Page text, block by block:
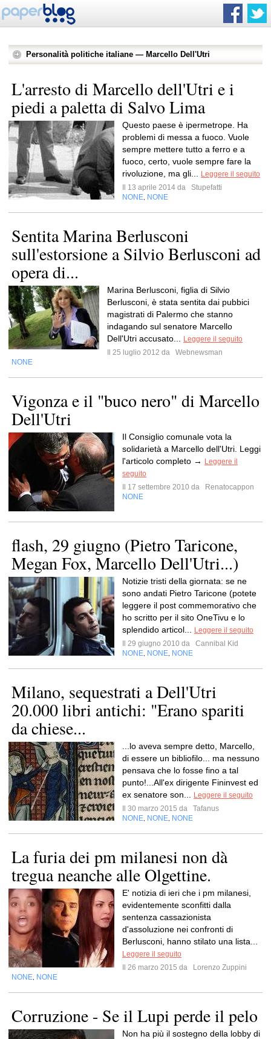
Personalità politiche italiane — Marcello Dell'Utri
L'arresto di Marcello dell'Utri e i
piedi a paletta di Salvo Lima
Questo paese è ipermetrope. Ha
problemi di messa a fuoco. Vuole
sempre mettere tutto a ferro e a
fuoco, certo, vuole sempre fare la
rivoluzione, ma gli...
Leggere il seguito
Il 13 aprile 2014 da
Stupefatti
NONE NONE
Sentita Marina Berlusconi
sull'estorsione a Silvio Berlusconi ad
opera di...
Marina Berlusconi, figlia di Silvio
Berlusconi, è stata sentita dai pubbici
magistrati di Palermo che stanno
indagando sul senatore Marcello
Dell'Utri accusato...
Leggere il seguito
Il 25 luglio 2012 da
Webnewsman
NONE
Vigonza e il "buco nero" di Marcello
Dell'Utri
Il Consiglio comunale vota la
solidarietà a Marcello dell'Utri. Leggi
l'articolo completo →
Leggere il
seguito
Il 17 settembre 2010 da
Renatocappon
NONE
flash, 29 giugno (Pietro Taricone,
Megan Fox, Marcello Dell'Utri...)
Notizie tristi della giornata: se ne
sono andati Pietro Taricone (potete
leggere il post commemorativo che
ho scritto per il sito OneTivu e lo
splendido articol...
Leggere il seguito
Il 29 giugno 2010 da
Cannibal Kid
NONE NONE NONE
Milano, sequestrati a Dell'Utri
20.000 libri antichi: "Erano spariti
da chiese...
...lo aveva sempre detto, Marcello,
di essere un bibliofilo... ma nessuno
pensava che lo fosse fino a tal
punto!...All'ex dirigente Fininvest ed
ex senatore son...
Leggere il seguito
Il 30 marzo 2015 da
Tafanus
NONE NONE NONE
La furia dei pm milanesi non dà
tregua neanche alle Olgettine.
E' notizia di ieri che i pm milanesi,
evidentemente sconfitti dalla
sentenza cassazionista
d'assoluzione nei confronti di
Berlusconi, hanno stilato una lista...
Leggere il seguito
Il 26 marzo 2015 da
Lorenzo Zuppini
NONE NONE
Corruzione - Se il Lupi perde il pelo
Non ha più il sostegno della lobby di